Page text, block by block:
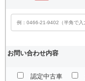
お問い合わせ内容
認定中古車